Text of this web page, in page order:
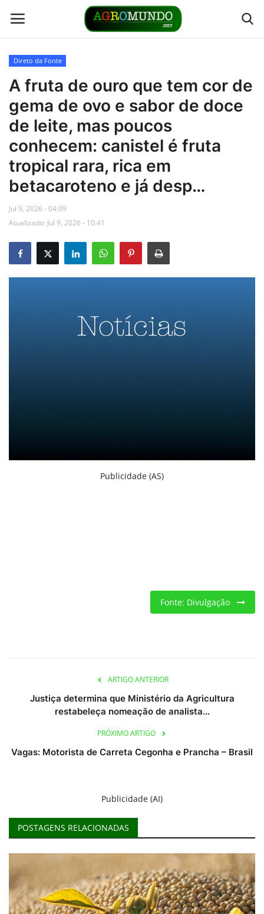
Home
Contato
Links
Direto da Fonte
Podcasts
Culturas
Direto da Fonte
A fruta de ouro que tem cor de
gema de ovo e sabor de doce
de leite, mas poucos
conhecem: canistel é fruta
tropical rara, rica em
betacaroteno e já desp…
Jul 9, 2026 - 04:09
Atualizado: Jul 9, 2026 - 10:41
Publicidade (AS)
Fonte: Divulgação
ARTIGO ANTERIOR
Justiça determina que Ministério da Agricultura
restabeleça nomeação de analista...
PRÓXIMO ARTIGO
Vagas: Motorista de Carreta Cegonha e Prancha – Brasil
Publicidade (AI)
POSTAGENS RELACIONADAS